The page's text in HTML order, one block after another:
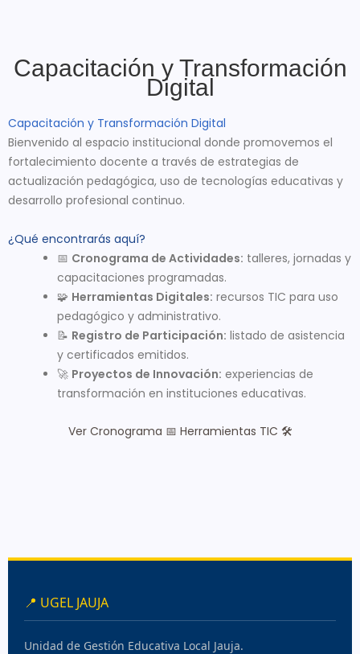
Capacitación y Transformación
Digital
Capacitación y Transformación Digital
Bienvenido al espacio institucional donde promovemos el
fortalecimiento docente a través de estrategias de
actualización pedagógica, uso de tecnologías educativas y
desarrollo profesional continuo.
¿Qué encontrarás aquí?
📅 Cronograma de Actividades: talleres, jornadas y
capacitaciones programadas.
🧩 Herramientas Digitales: recursos TIC para uso
pedagógico y administrativo.
📝 Registro de Participación: listado de asistencia
y certificados emitidos.
🚀 Proyectos de Innovación: experiencias de
transformación en instituciones educativas.
Ver Cronograma 📅 Herramientas TIC 🛠️
📍 UGEL JAUJA
Unidad de Gestión Educativa Local Jauja.